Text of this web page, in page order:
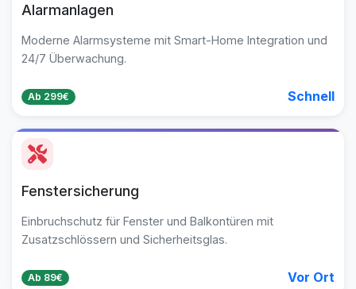
Alarmanlagen
Moderne Alarmsysteme mit Smart-Home Integration und
24/7 Überwachung.
Ab 299€ Schnell
Fenstersicherung
Einbruchschutz für Fenster und Balkontüren mit
Zusatzschlössern und Sicherheitsglas.
Ab 89€ Vor Ort